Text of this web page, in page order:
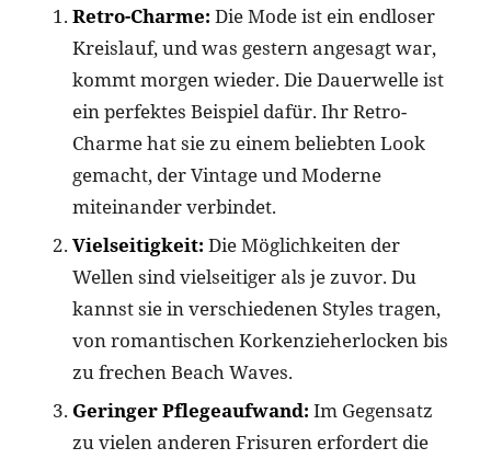
Retro-Charme: Die Mode ist ein endloser
Kreislauf, und was gestern angesagt war,
kommt morgen wieder. Die Dauerwelle ist
ein perfektes Beispiel dafür. Ihr Retro-
Charme hat sie zu einem beliebten Look
gemacht, der Vintage und Moderne
miteinander verbindet.
Vielseitigkeit: Die Möglichkeiten der
Wellen sind vielseitiger als je zuvor. Du
kannst sie in verschiedenen Styles tragen,
von romantischen Korkenzieherlocken bis
zu frechen Beach Waves.
Geringer Pflegeaufwand: Im Gegensatz
zu vielen anderen Frisuren erfordert die